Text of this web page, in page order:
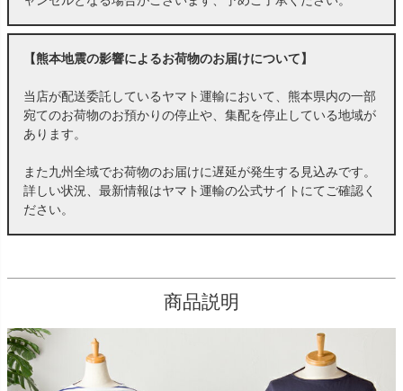
【熊本地震の影響によるお荷物のお届けについて】
当店が配送委託しているヤマト運輸において、熊本県内の一部
宛てのお荷物のお預かりの停止や、集配を停止している地域が
あります。
また九州全域でお荷物のお届けに遅延が発生する見込みです。
詳しい状況、最新情報はヤマト運輸の公式サイトにてご確認く
ださい。
商品説明